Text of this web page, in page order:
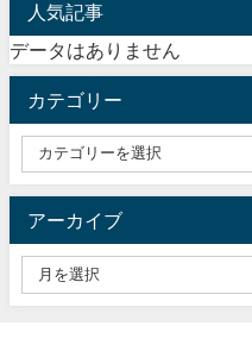
人気記事
データはありません
カテゴリー
アーカイブ